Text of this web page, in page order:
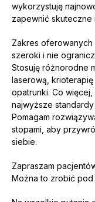
wykorzystuję
zapewnić
Zakres
szeroki i nie
Stosuję różnorodne
laserową,
opatrunki. Co
najwyższe
Pomagam
stopami, aby
siebie.
Zapraszam
Można to zrobić pod